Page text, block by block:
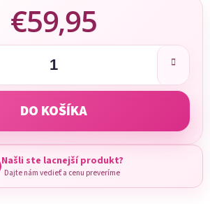
€59,95
Jednotková cena:
DO KOŠÍKA
Našli ste lacnejší produkt?
Dajte nám vedieť a cenu preveríme